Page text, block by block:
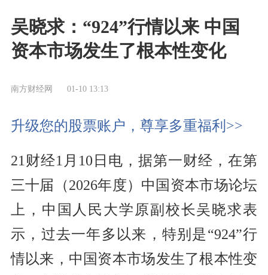
吴晓求：“924”行情以来 中国
资本市场发生了根本性变化
南方财经网 01-10 13:13
升级您的股票账户，尊享多重福利>>
21财经1月10日电，据第一财经，在第
三十届（2026年度）中国资本市场论坛
上，中国人民大学原副校长吴晓求表
示，过去一年多以来，特别是“924”行
情以来，中国资本市场发生了根本性变